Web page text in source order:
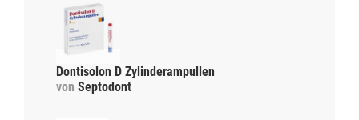
Dontisolon D Zylinderampullen
von Septodont